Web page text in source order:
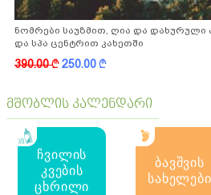
ნომრები საუზმით, ღია და დახურული
და სპა ცენტრით კახეთში
390.00k250.00k
მშობლის კალენდარი
ჩვილის
კვების
ცხრილი
ბავშვის
სახელები